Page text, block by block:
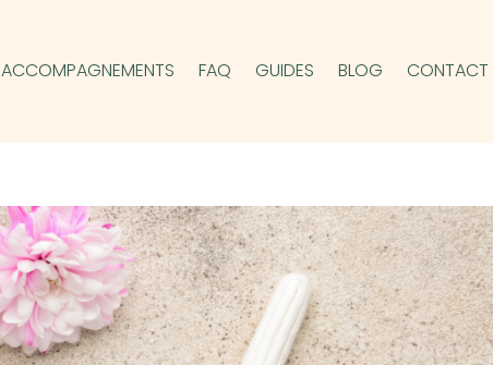
ACCOMPAGNEMENTS FAQ GUIDES BLOG CONTACT